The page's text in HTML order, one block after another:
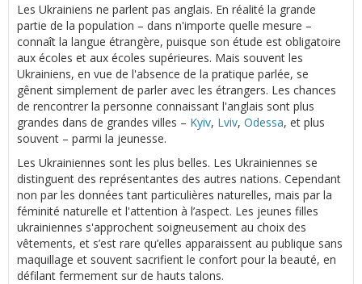
Les Ukrainiens ne parlent pas anglais. En réalité la grande
partie de la population – dans n'importe quelle mesure –
connaît la langue étrangère, puisque son étude est obligatoire
aux écoles et aux écoles supérieures. Mais souvent les
Ukrainiens, en vue de l'absence de la pratique parlée, se
gênent simplement de parler avec les étrangers. Les chances
de rencontrer la personne connaissant l'anglais sont plus
grandes dans de grandes villes – Kyiv, Lviv, Odessa, et plus
souvent – parmi la jeunesse.
Les Ukrainiennes sont les plus belles. Les Ukrainiennes se
distinguent des représentantes des autres nations. Cependant
non par les données tant particulières naturelles, mais par la
féminité naturelle et l'attention à l’aspect. Les jeunes filles
ukrainiennes s'approchent soigneusement au choix des
vêtements, et s’est rare qu’elles apparaissent au publique sans
maquillage et souvent sacrifient le confort pour la beauté, en
défilant fermement sur de hauts talons.